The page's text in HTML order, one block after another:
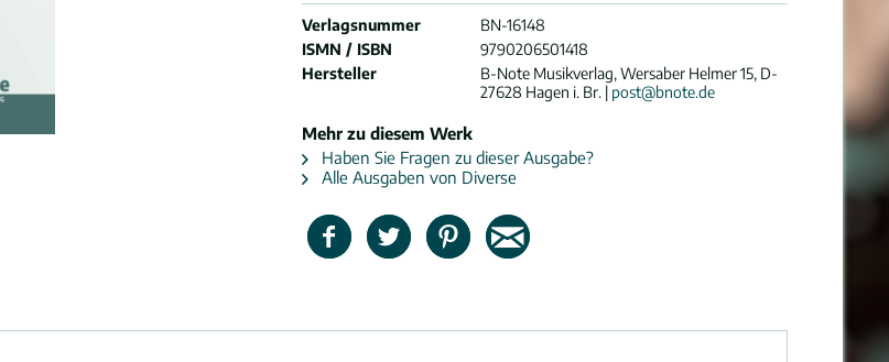
Verlagsnummer
BN-16148
ISMN / ISBN
9790206501418
Hersteller
B-Note Musikverlag, Wersaber Helmer 15, D-
27628 Hagen i. Br. | post@bnote.de
Mehr zu diesem Werk
Haben Sie Fragen zu dieser Ausgabe?
Alle Ausgaben von Diverse